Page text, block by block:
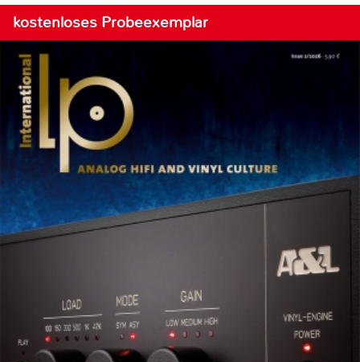
kostenloses Probeexemplar